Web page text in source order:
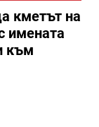
кметът на
имената
към